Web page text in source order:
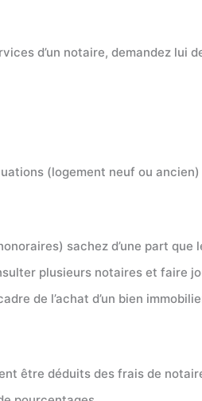
d’un notaire, demandez lui
(logement neuf ou
sachez d’une part
plusieurs notaires et faire
de l’achat d’un bien
être déduits des frais de